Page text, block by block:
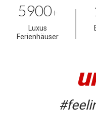
5900+
Luxus
Ferienhäuser